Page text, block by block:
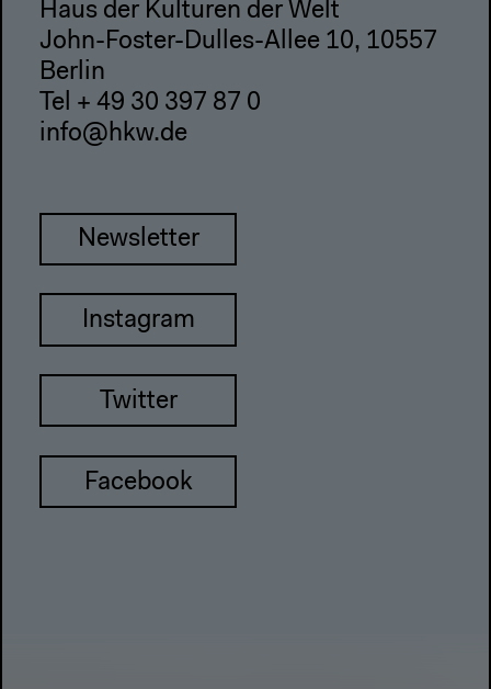
Haus der Kulturen der Welt
John-Foster-Dulles-Allee 10, 10557
Berlin
Tel + 49 30 397 87 0
info@hkw.de
Newsletter
Instagram
Twitter
Facebook